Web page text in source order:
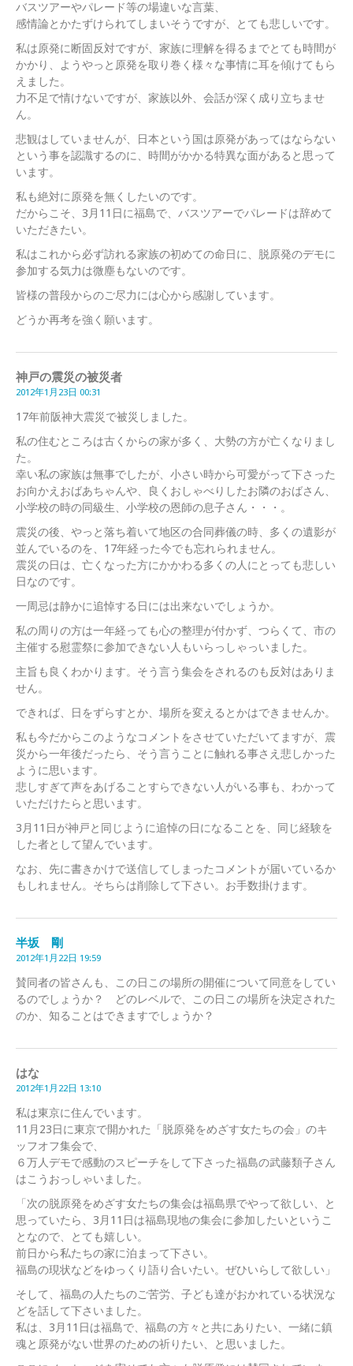
バスツアーやパレード等の場違いな言葉、
感情論とかたずけられてしまいそうですが、とても悲しいです。
私は原発に断固反対ですが、家族に理解を得るまでとても時間が
かかり、ようやっと原発を取り巻く様々な事情に耳を傾けてもら
えました。
力不足で情けないですが、家族以外、会話が深く成り立ちませ
ん。
悲観はしていませんが、日本という国は原発があってはならない
という事を認識するのに、時間がかかる特異な面があると思って
います。
私も絶対に原発を無くしたいのです。
だからこそ、3月11日に福島で、バスツアーでパレードは辞めて
いただきたい。
私はこれから必ず訪れる家族の初めての命日に、脱原発のデモに
参加する気力は微塵もないのです。
皆様の普段からのご尽力には心から感謝しています。
どうか再考を強く願います。
神戸の震災の被災者
2012年1月23日 00:31
17年前阪神大震災で被災しました。
私の住むところは古くからの家が多く、大勢の方が亡くなりまし
た。
幸い私の家族は無事でしたが、小さい時から可愛がって下さった
お向かえおばあちゃんや、良くおしゃべりしたお隣のおばさん、
小学校の時の同級生、小学校の恩師の息子さん・・・。
震災の後、やっと落ち着いて地区の合同葬儀の時、多くの遺影が
並んでいるのを、17年経った今でも忘れられません。
震災の日は、亡くなった方にかかわる多くの人にとっても悲しい
日なのです。
一周忌は静かに追悼する日には出来ないでしょうか。
私の周りの方は一年経っても心の整理が付かず、つらくて、市の
主催する慰霊祭に参加できない人もいらっしゃっいました。
主旨も良くわかります。そう言う集会をされるのも反対はありま
せん。
できれば、日をずらすとか、場所を変えるとかはできませんか。
私も今だからこのようなコメントをさせていただいてますが、震
災から一年後だったら、そう言うことに触れる事さえ悲しかった
ように思います。
悲しすぎて声をあげることすらできない人がいる事も、わかって
いただけたらと思います。
3月11日が神戸と同じように追悼の日になることを、同じ経験を
した者として望んでいます。
なお、先に書きかけで送信してしまったコメントが届いているか
もしれません。そちらは削除して下さい。お手数掛けます。
半坂 剛
2012年1月22日 19:59
賛同者の皆さんも、この日この場所の開催について同意をしてい
るのでしょうか？ どのレベルで、この日この場所を決定された
のか、知ることはできますでしょうか？
はな
2012年1月22日 13:10
私は東京に住んでいます。
11月23日に東京で開かれた「脱原発をめざす女たちの会」のキ
ッフオフ集会で、
６万人デモで感動のスピーチをして下さった福島の武藤類子さん
はこうおっしゃいました。
「次の脱原発をめざす女たちの集会は福島県でやって欲しい、と
思っていたら、3月11日は福島現地の集会に参加したいというこ
となので、とても嬉しい。
前日から私たちの家に泊まって下さい。
福島の現状などをゆっくり語り合いたい。ぜひいらして欲しい」
そして、福島の人たちのご苦労、子ども達がおかれている状況な
どを話して下さいました。
私は、3月11日は福島で、福島の方々と共にありたい、一緒に鎮
魂と原発がない世界のための祈りたい、と思いました。